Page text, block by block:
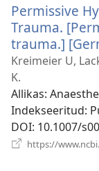
Permissive
Trauma.
trauma.]
Kreimeier U,
K.
Allikas‎:
Indekseeritud‎:
DOI‎: 10.1007/
https://